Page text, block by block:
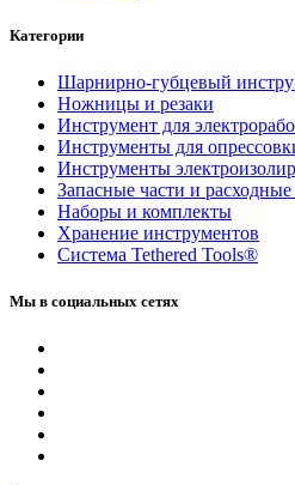
Категории
Шарнирно-губцевый
Ножницы и резаки
Инструмент для
Инструменты для
Инструменты
Запасные части и
Наборы и комплекты
Хранение инс­тру­мен­тов
Система Tethered Tools®
Мы в социальных сетях